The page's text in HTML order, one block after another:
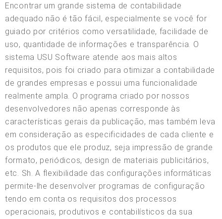
Encontrar um grande sistema de contabilidade
adequado não é tão fácil, especialmente se você for
guiado por critérios como versatilidade, facilidade de
uso, quantidade de informações e transparência. O
sistema USU Software atende aos mais altos
requisitos, pois foi criado para otimizar a contabilidade
de grandes empresas e possui uma funcionalidade
realmente ampla. O programa criado por nossos
desenvolvedores não apenas corresponde às
características gerais da publicação, mas também leva
em consideração as especificidades de cada cliente e
os produtos que ele produz, seja impressão de grande
formato, periódicos, design de materiais publicitários,
etc. Sh. A flexibilidade das configurações informáticas
permite-lhe desenvolver programas de configuração
tendo em conta os requisitos dos processos
operacionais, produtivos e contabilísticos da sua